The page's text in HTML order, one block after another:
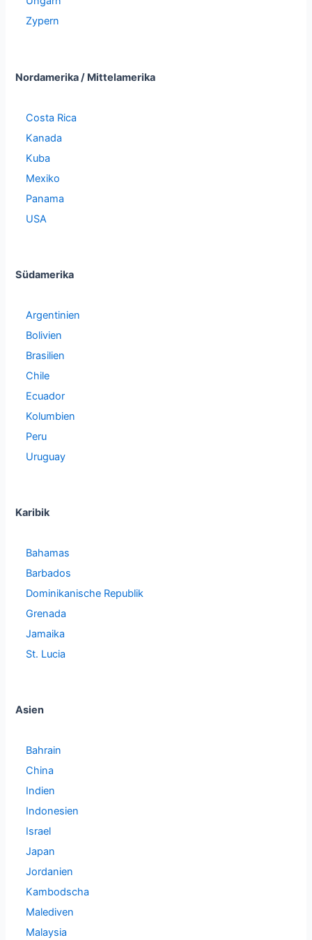
Zypern
Nordamerika / Mittelamerika
Costa Rica
Kanada
Kuba
Mexiko
Panama
USA
Südamerika
Argentinien
Bolivien
Brasilien
Chile
Ecuador
Kolumbien
Peru
Uruguay
Karibik
Bahamas
Barbados
Dominikanische Republik
Grenada
Jamaika
St. Lucia
Asien
Bahrain
China
Indien
Indonesien
Israel
Japan
Jordanien
Kambodscha
Malediven
Malaysia